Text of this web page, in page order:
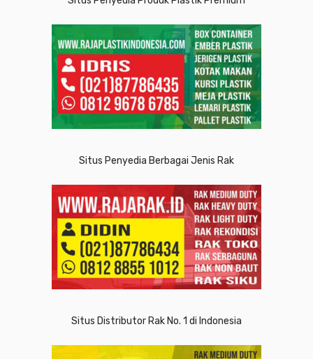
Situs Penyedia Berbagai Jenis Rak
Situs Distributor Rak No. 1 di Indonesia